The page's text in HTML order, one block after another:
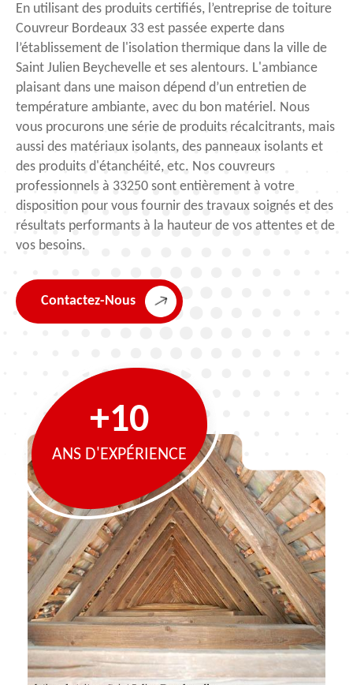
En utilisant des produits certifiés, l’entreprise de toiture
Couvreur Bordeaux 33 est passée experte dans
l’établissement de l'isolation thermique dans la ville de
Saint Julien Beychevelle et ses alentours. L'ambiance
plaisant dans une maison dépend d’un entretien de
température ambiante, avec du bon matériel. Nous
vous procurons une série de produits récalcitrants, mais
aussi des matériaux isolants, des panneaux isolants et
des produits d'étanchéité, etc. Nos couvreurs
professionnels à 33250 sont entièrement à votre
disposition pour vous fournir des travaux soignés et des
résultats performants à la hauteur de vos attentes et de
vos besoins.
Contactez-Nous
+10
ANS D'EXPÉRIENCE